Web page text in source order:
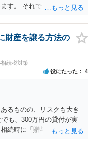
す。 それでもあなた有利
財産を譲る方法の
続税対策
役にたった 4
るものの、リスクも大き
も、300万円の貸付が実
続時に「贈与」と評価さ
家族信託・目的信託） 財